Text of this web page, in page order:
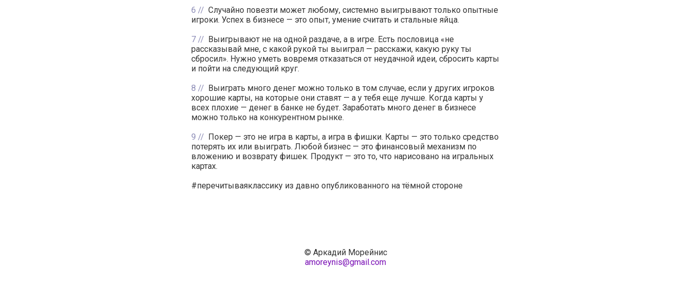
6
Случайно повезти может любому, системно выигрывают только опытные
игроки. Успех в бизнесе — это опыт, умение считать и стальные яйца.
7
Выигрывают не на одной раздаче, а в игре. Есть пословица «не
рассказывай мне, с какой рукой ты выиграл — расскажи, какую руку ты
сбросил». Нужно уметь вовремя отказаться от неудачной идеи, сбросить карты
и пойти на следующий круг.
8
Выиграть много денег можно только в том случае, если у других игроков
хорошие карты, на которые они ставят — а у тебя еще лучше. Когда карты у
всех плохие — денег в банке не будет. Заработать много денег в бизнесе
можно только на конкурентном рынке.
9
Покер — это не игра в карты, а игра в фишки. Карты — это только средство
потерять их или выиграть. Любой бизнес — это финансовый механизм по
вложению и возврату фишек. Продукт — это то, что нарисовано на игральных
картах.
#перечитываяклассику из давно опубликованного на тёмной стороне
© Аркадий Морейнис
amoreynis@gmail.com